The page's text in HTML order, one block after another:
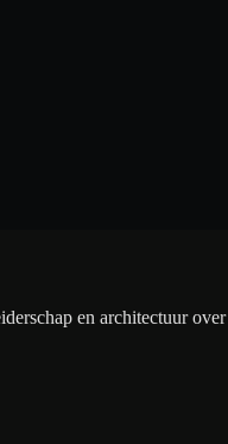
en architectuur